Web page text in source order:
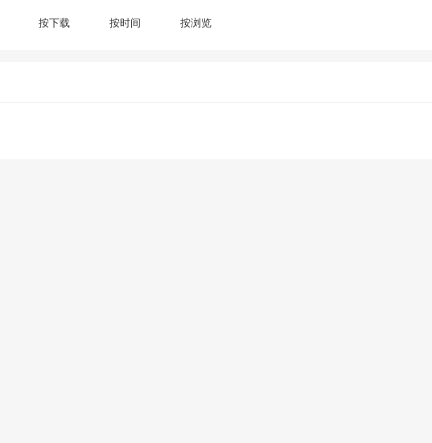
按下载 按时间 按浏览